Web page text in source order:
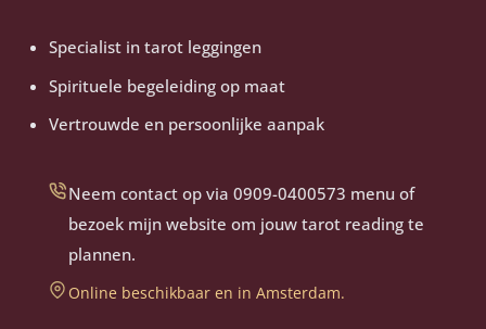
Specialist in tarot leggingen
Spirituele begeleiding op maat
Vertrouwde en persoonlijke aanpak
Neem contact op via 0909-0400573 menu of
bezoek mijn website om jouw tarot reading te
plannen.
Online beschikbaar en in Amsterdam.